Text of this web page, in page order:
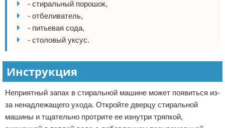
- стиральный порошок,
- отбеливатель,
- питьевая сода,
- столовый уксус.
Инструкция
Неприятный запах в стиральной машине может появиться из-
за ненадлежащего ухода. Откройте дверцу стиральной
машины и тщательно протрите ее изнутри тряпкой,